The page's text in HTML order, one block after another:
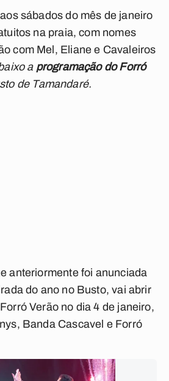
sábados do mês de janeiro
na praia, com nomes
com Mel, Eliane e Cavaleiros
a programação do Forró
de Tamandaré.
anteriormente foi anunciada
do ano no Busto, vai abrir
Verão no dia 4 de janeiro,
Banda Cascavel e Forró